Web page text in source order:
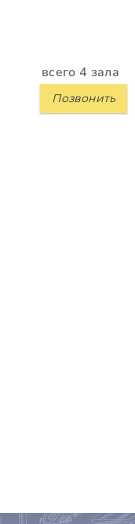
всего 4 зала
Позвонить